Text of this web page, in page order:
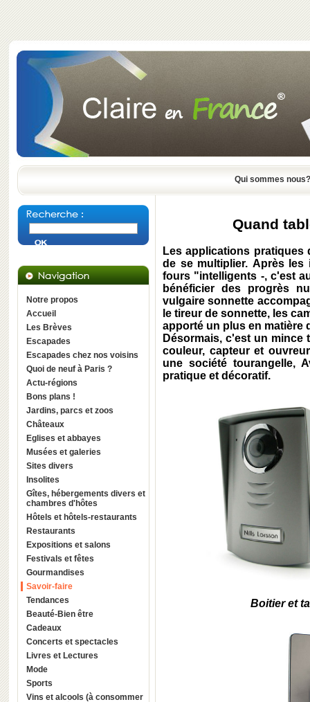
Qui sommes nous?
Notre propos
Accueil
Les Brèves
Escapades
Escapades chez nos voisins
Quoi de neuf à Paris ?
Actu-régions
Bons plans !
Jardins, parcs et zoos
Châteaux
Eglises et abbayes
Musées et galeries
Sites divers
Insolites
Gîtes, hébergements divers et
chambres d'hôtes
Hôtels et hôtels-restaurants
Restaurants
Expositions et salons
Festivals et fêtes
Gourmandises
Savoir-faire
Tendances
Beauté-Bien être
Cadeaux
Concerts et spectacles
Livres et Lectures
Mode
Sports
Vins et alcools (à consommer
Quand
Les applications
de se multiplier. Après
fours "intelligents -, c'est
bénéficier des progrès
vulgaire sonnette
le tireur de sonnette, les
apporté un plus en matière
Désormais, c'est un mince
couleur, capteur et
une société tourangelle,
pratique et décoratif.
Boitier et